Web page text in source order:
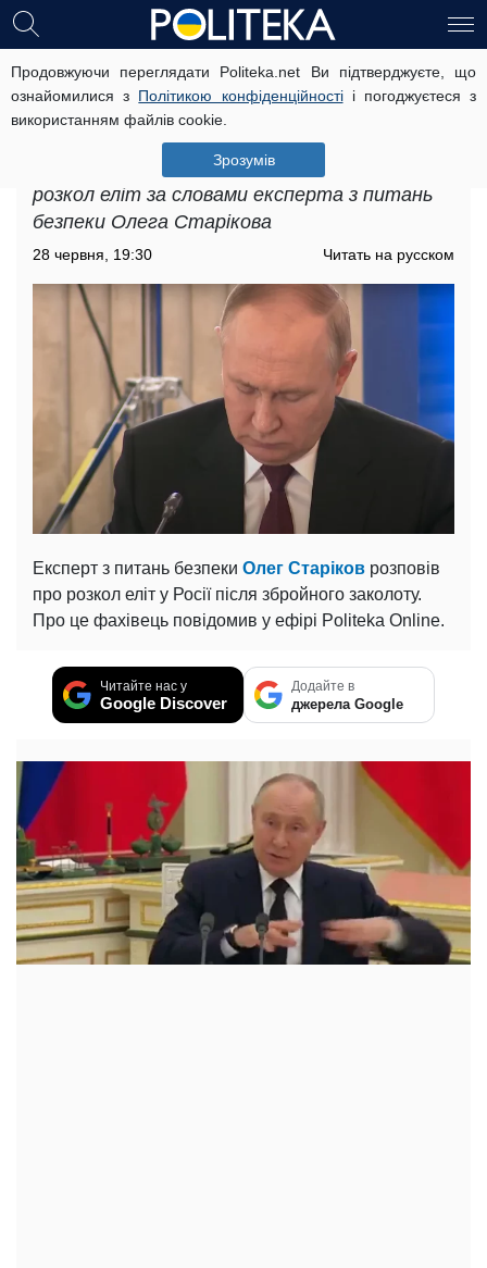
Продовжуючи переглядати Politeka.net Ви підтверджуєте, що
ознайомилися з Політикою конфіденційностіі погоджуєтеся з
використанням файлів cookie.
Зрозумів
У Росії почався розкол еліт, стали
відомі подробиці: "Це було
спрямовано..."
Після збройного заколоту в Росії почався
розкол еліт за словами експерта з питань
безпеки Олега Старікова
28 червня, 19:30 Читать на русском
Експерт з питань безпеки Олег Старіков розповів
про розкол еліт у Росії після збройного заколоту.
Про це фахівець повідомив у ефірі Politeka Online.
Читайте нас у
Google Discover
Додайте в
джерела Google